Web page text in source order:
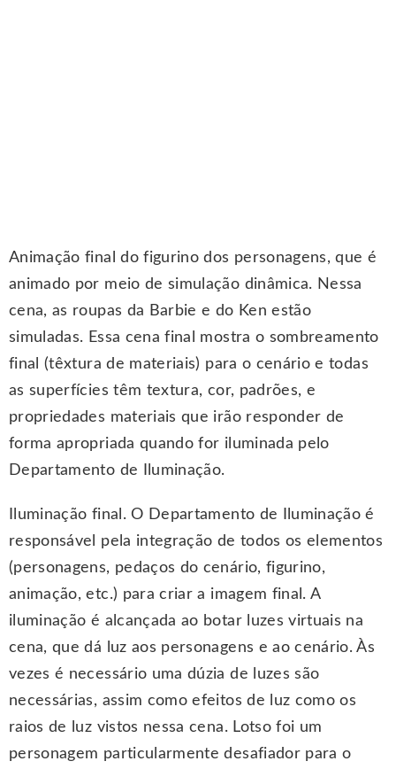
Animação final do figurino dos personagens, que é
animado por meio de simulação dinâmica. Nessa
cena, as roupas da Barbie e do Ken estão
simuladas. Essa cena final mostra o sombreamento
final (têxtura de materiais) para o cenário e todas
as superfícies têm textura, cor, padrões, e
propriedades materiais que irão responder de
forma apropriada quando for iluminada pelo
Departamento de Iluminação.
Iluminação final. O Departamento de Iluminação é
responsável pela integração de todos os elementos
(personagens, pedaços do cenário, figurino,
animação, etc.) para criar a imagem final. A
iluminação é alcançada ao botar luzes virtuais na
cena, que dá luz aos personagens e ao cenário. Às
vezes é necessário uma dúzia de luzes são
necessárias, assim como efeitos de luz como os
raios de luz vistos nessa cena. Lotso foi um
personagem particularmente desafiador para o